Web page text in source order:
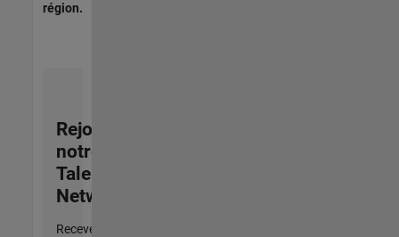
région.
Rejoignez
notre
Talent
Network
Recevez